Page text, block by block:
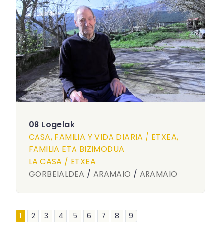
08 Logelak
CASA, FAMILIA Y VIDA DIARIA / ETXEA,
FAMILIA ETA BIZIMODUA
LA CASA / ETXEA
GORBEIALDEA / ARAMAIO / ARAMAIO
1 2 3 4 5 6 7 8 9